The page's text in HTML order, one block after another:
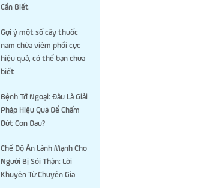
Cần Biết
Gợi ý một số cây thuốc
nam chữa viêm phổi cực
hiệu quả, có thể bạn chưa
biết
Bệnh Trĩ Ngoại: Đâu Là Giải
Pháp Hiệu Quả Để Chấm
Dứt Cơn Đau?
Chế Độ Ăn Lành Mạnh Cho
Người Bị Sỏi Thận: Lời
Khuyên Từ Chuyên Gia